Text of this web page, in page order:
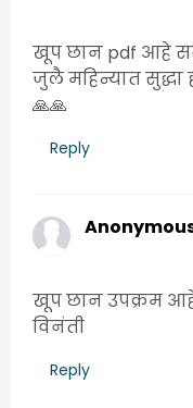
खूप छान pdf आहे
जुलै महिन्यात सुद्धा
🙏🙏
Reply
खूप छान उपक्रम
विनंती
Reply